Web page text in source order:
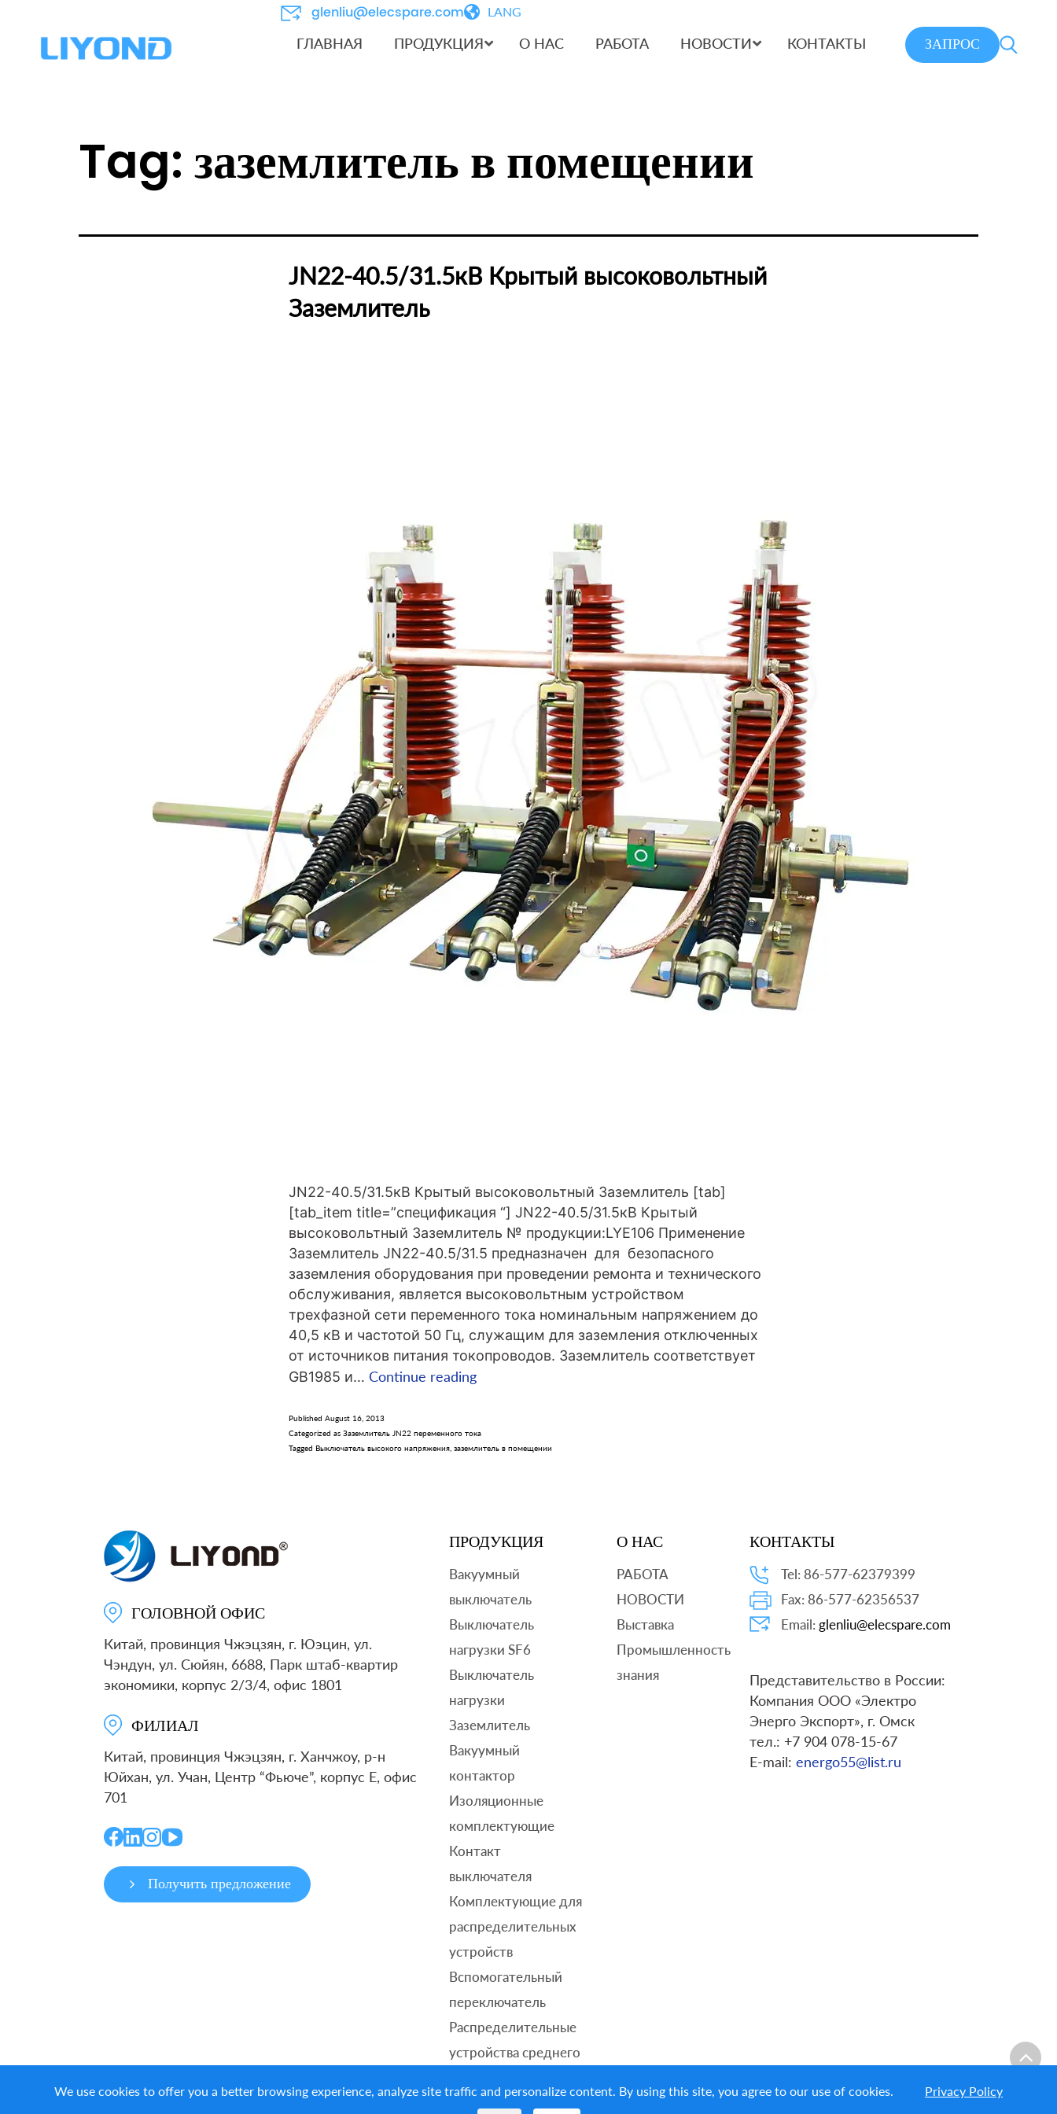
glenliu@elecspare.com LANG
ГЛАВНАЯ ПРОДУКЦИЯ О НАС РАБОТА НОВОСТИ КОНТАКТЫ ЗАПРОС
Tag: заземлитель в помещении
JN22-40.5/31.5кВ Крытый высоковольтный
Заземлитель
JN22-40.5/31.5кВ Крытый высоковольтный Заземлитель [tab]
[tab_item title=”спецификация “] JN22-40.5/31.5кВ Крытый
высоковольтный Заземлитель № продукции:LYE106 Применение
Заземлитель JN22-40.5/31.5 предназначен для безопасного
заземления оборудования при проведении ремонта и технического
обслуживания, является высоковольтным устройством
трехфазной сети переменного тока номинальным напряжением до
40,5 кВ и частотой 50 Гц, служащим для заземления отключенных
от источников питания токопроводов. Заземлитель соответствует
GB1985 и… Continue readingJN22-
высоковольтный
Заземлитель
Published August 16, 2013
Categorized as Заземлитель JN22 переменного тока
Tagged Выключатель высокого напряжения заземлитель в помещении
ГОЛОВНОЙ ОФИС
Китай, провинция Чжэцзян, г. Юэцин, ул.
Чэндун, ул. Сюйян, 6688, Парк штаб-квартир
экономики, корпус 2/3/4, офис 1801
ФИЛИАЛ
Китай, провинция Чжэцзян, г. Ханчжоу, р-н
Юйхан, ул. Учан, Центр “Фьюче”, корпус E, офис
701
Получить предложение
ПРОДУКЦИЯ
Вакуумный
выключатель
Выключатель
нагрузки SF6
Выключатель
нагрузки
Заземлитель
Вакуумный
контактор
Изоляционные
комплектующие
Контакт
выключателя
Комплектующие для
распределительных
устройств
Вспомогательный
переключатель
Распределительные
устройства среднего
Разъединитель
О НАС
РАБОТА
НОВОСТИ
Выставка
Промышленность
знания
КОНТАКТЫ
Tel: 86-577-62379399
Fax: 86-577-62356537
Email: glenliu@elecspare.com
Представительство в России:
Компания ООО «Электро
Энерго Экспорт», г. Омск
тел.: +7 904 078-15-67
E-mail: energo55@list.ru
We use cookies to offer you a better browsing experience, analyze site traffic and personalize content. By using this site, you agree to our use of cookies. Privacy Policy